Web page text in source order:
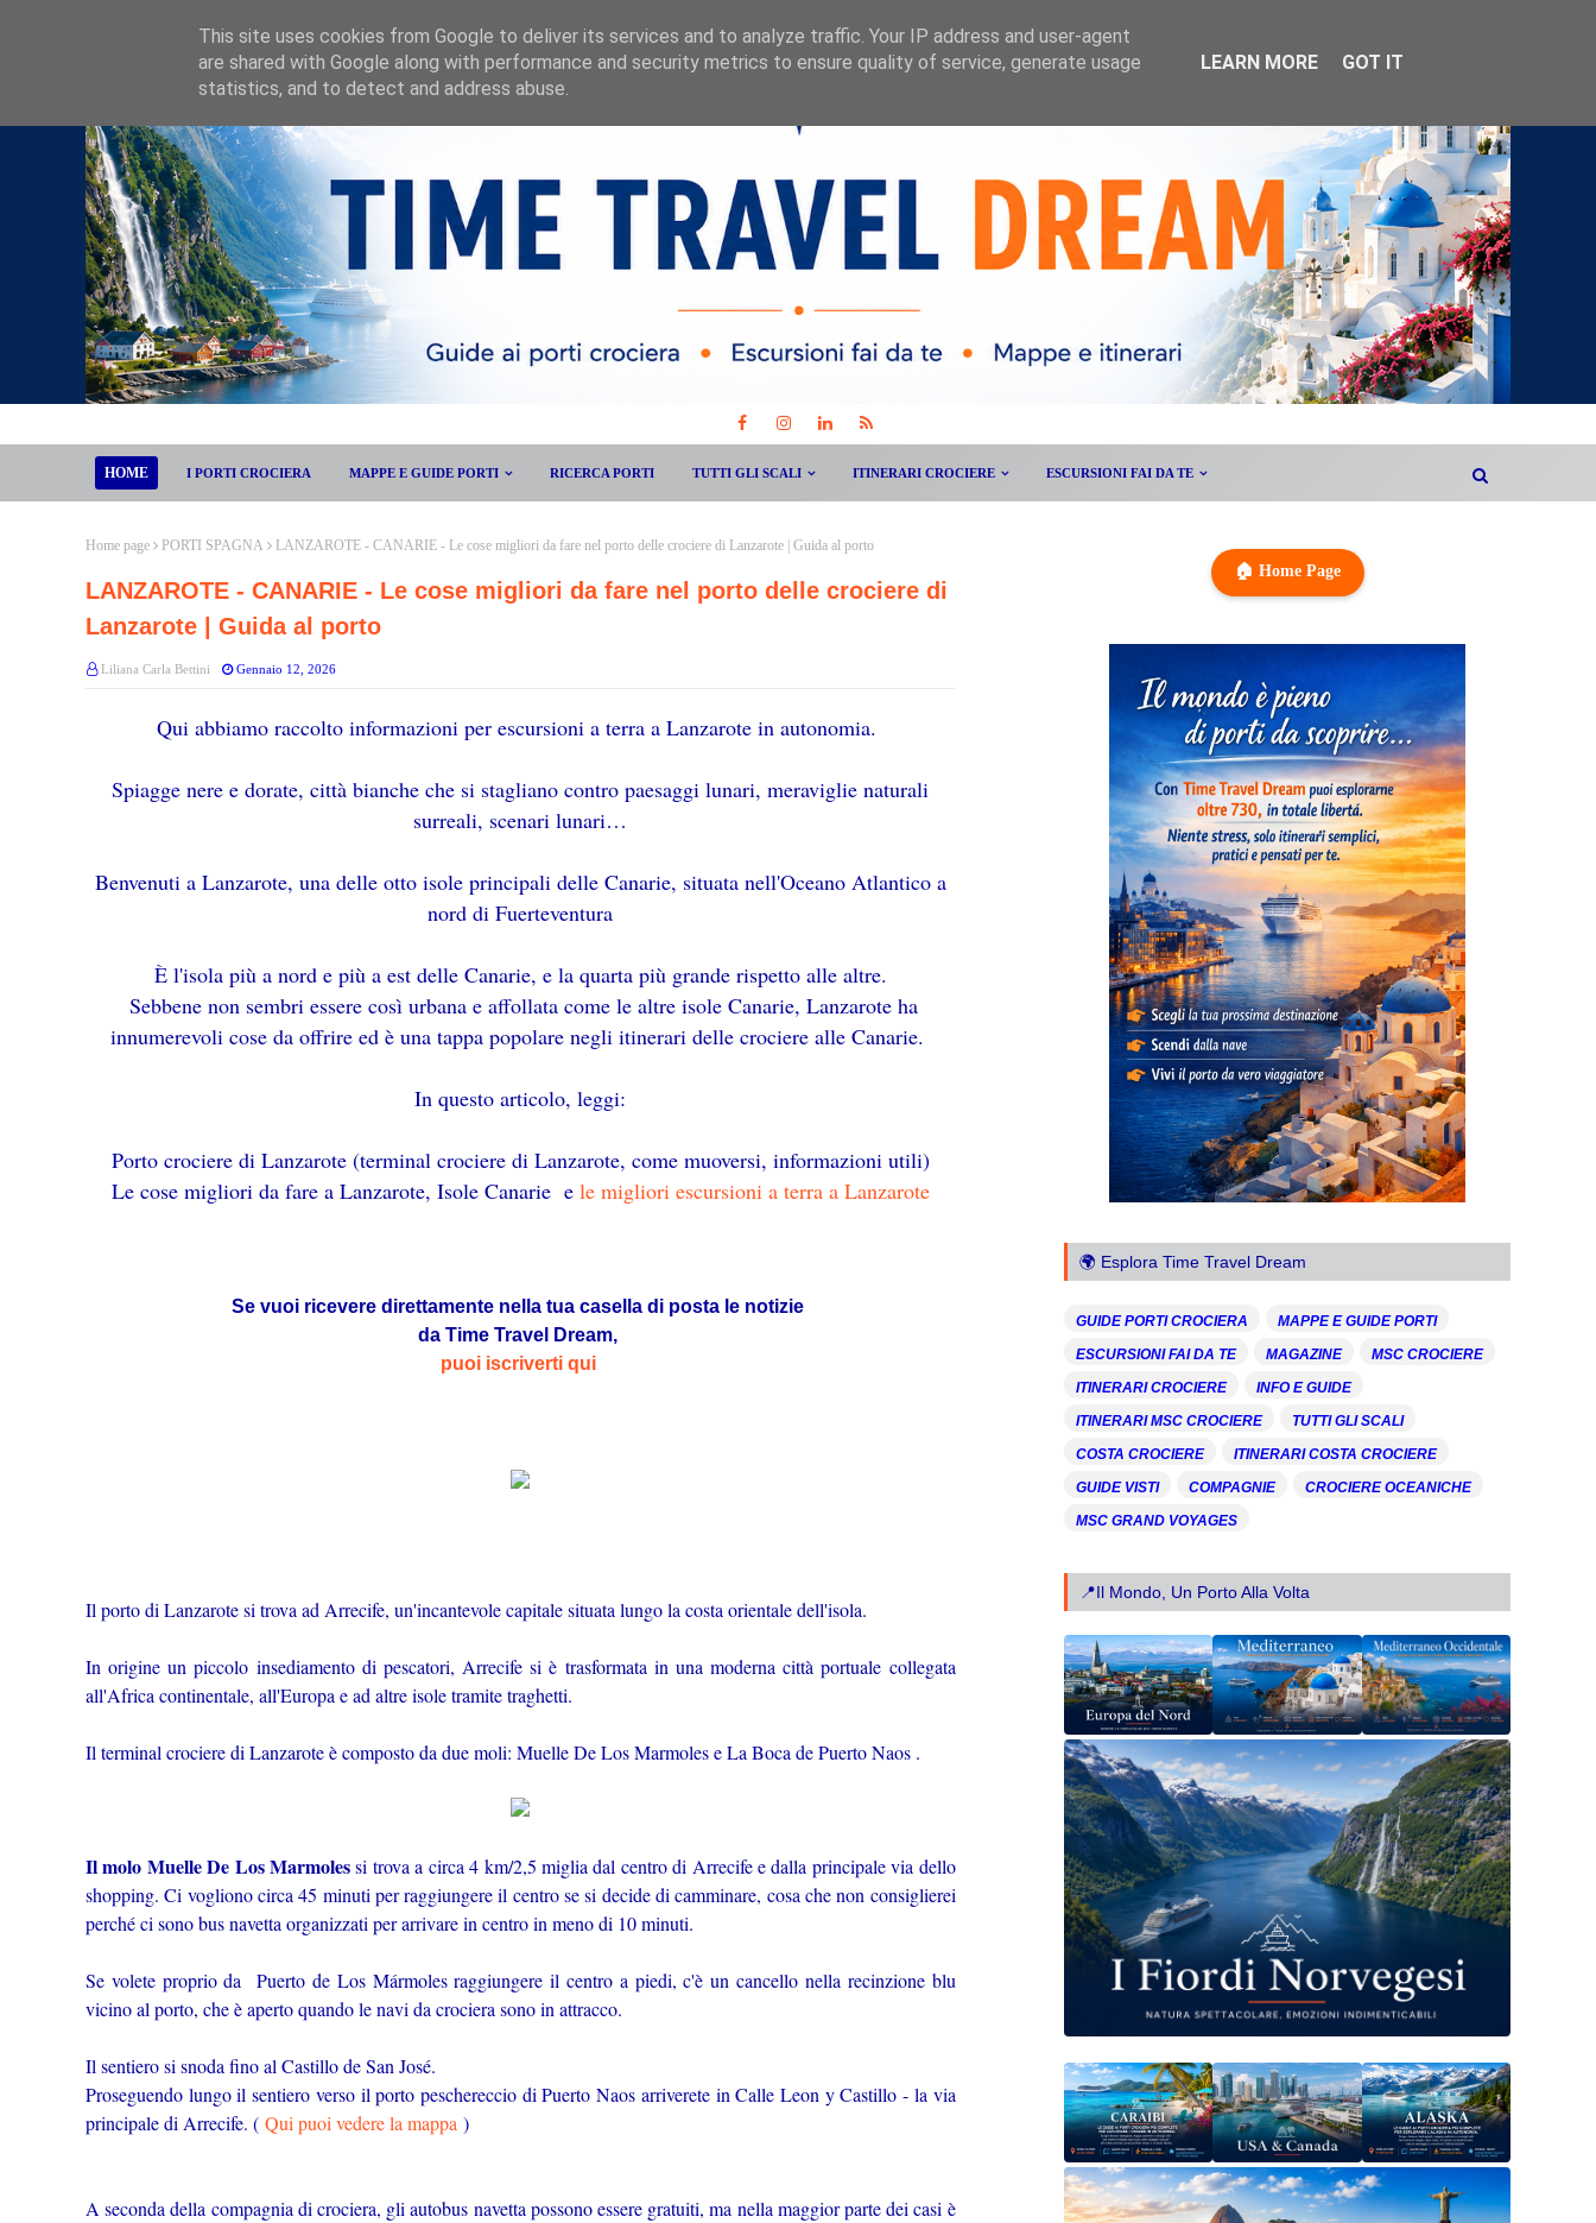
HOME I PORTI CROCIERA MAPPE E GUIDE PORTI RICERCA PORTI TUTTI GLI SCALI ITINERARI CROCIERE ESCURSIONI FAI DA TE
Home page PORTI SPAGNA LANZAROTE - CANARIE - Le cose migliori da fare nel porto delle crociere di Lanzarote | Guida al porto
LANZAROTE - CANARIE - Le cose migliori da fare nel porto delle crociere di
Lanzarote | Guida al porto
Liliana Carla Bettini Gennaio 12, 2026
Qui abbiamo raccolto informazioni per escursioni a terra a Lanzarote in autonomia.
Spiagge nere e dorate, città bianche che si stagliano contro paesaggi lunari, meraviglie naturali
surreali, scenari lunari…
Benvenuti a Lanzarote, una delle otto isole principali delle Canarie, situata nell'Oceano Atlantico a
nord di Fuerteventura
È l'isola più a nord e più a est delle Canarie, e la quarta più grande rispetto alle altre.
Sebbene non sembri essere così urbana e affollata come le altre isole Canarie, Lanzarote ha
innumerevoli cose da offrire ed è una tappa popolare negli itinerari delle crociere alle Canarie.
In questo articolo, leggi:
Porto crociere di Lanzarote (terminal crociere di Lanzarote, come muoversi, informazioni utili)
Le cose migliori da fare a Lanzarote, Isole Canarie ele migliori escursioni a terra a Lanzarote
Se vuoi ricevere direttamente nella tua casella di posta le notizie
da Time Travel Dream,
puoi iscriverti qui
Il porto di Lanzarote si trova ad Arrecife, un'incantevole capitale situata lungo la costa orientale dell'isola.
In origine un piccolo insediamento di pescatori, Arrecife si è trasformata in una moderna città portuale collegata
all'Africa continentale, all'Europa e ad altre isole tramite traghetti.
Il terminal crociere di Lanzarote è composto da due moli: Muelle De Los Marmoles e La Boca de Puerto Naos .
Il molo Muelle De Los Marmolessi trova a circa 4 km/2,5 miglia dal centro di Arrecife e dalla principale via dello
shopping. Ci vogliono circa 45 minuti per raggiungere il centro se si decide di camminare, cosa che non consiglierei
perché ci sono bus navetta organizzati per arrivare in centro in meno di 10 minuti.
Se volete proprio da Puerto de Los Mármoles raggiungere il centro a piedi, c'è un cancello nella recinzione blu
vicino al porto, che è aperto quando le navi da crociera sono in attracco.
Il sentiero si snoda fino al Castillo de San José.
Proseguendo lungo il sentiero verso il porto peschereccio di Puerto Naos arriverete in Calle Leon y Castillo - la via
principale di Arrecife. ( Qui puoi vedere la mappa )
A seconda della compagnia di crociera, gli autobus navetta possono essere gratuiti, ma nella maggior parte dei casi è
🏠 Home Page
🌍 Esplora Time Travel Dream
GUIDE PORTI CROCIERA
MAPPE E GUIDE PORTI
ESCURSIONI FAI DA TE
MAGAZINE
MSC CROCIERE
ITINERARI CROCIERE
INFO E GUIDE
ITINERARI MSC CROCIERE
TUTTI GLI SCALI
COSTA CROCIERE
ITINERARI COSTA CROCIERE
GUIDE VISTI
COMPAGNIE
CROCIERE OCEANICHE
MSC GRAND VOYAGES
📍Il Mondo, Un Porto Alla Volta
This site uses cookies from Google to deliver its services and to analyze traffic. Your IP address and user-agent
are shared with Google along with performance and security metrics to ensure quality of service, generate usage
statistics, and to detect and address abuse.
LEARN MORE GOT IT